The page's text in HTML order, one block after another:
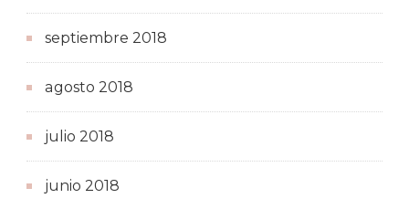
septiembre 2018
agosto 2018
julio 2018
junio 2018